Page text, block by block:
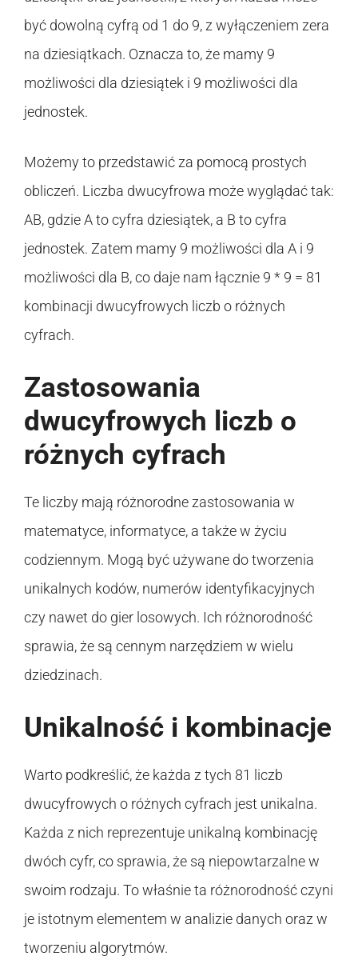
być dowolną cyfrą od 1 do 9, z wyłączeniem zera
na dziesiątkach. Oznacza to, że mamy 9
możliwości dla dziesiątek i 9 możliwości dla
jednostek.
Możemy to przedstawić za pomocą prostych
obliczeń. Liczba dwucyfrowa może wyglądać tak:
AB, gdzie A to cyfra dziesiątek, a B to cyfra
jednostek. Zatem mamy 9 możliwości dla A i 9
możliwości dla B, co daje nam łącznie 9 * 9 = 81
kombinacji dwucyfrowych liczb o różnych
cyfrach.
Zastosowania
dwucyfrowych liczb o
różnych cyfrach
Te liczby mają różnorodne zastosowania w
matematyce, informatyce, a także w życiu
codziennym. Mogą być używane do tworzenia
unikalnych kodów, numerów identyfikacyjnych
czy nawet do gier losowych. Ich różnorodność
sprawia, że są cennym narzędziem w wielu
dziedzinach.
Unikalność i kombinacje
Warto podkreślić, że każda z tych 81 liczb
dwucyfrowych o różnych cyfrach jest unikalna.
Każda z nich reprezentuje unikalną kombinację
dwóch cyfr, co sprawia, że są niepowtarzalne w
swoim rodzaju. To właśnie ta różnorodność czyni
je istotnym elementem w analizie danych oraz w
tworzeniu algorytmów.